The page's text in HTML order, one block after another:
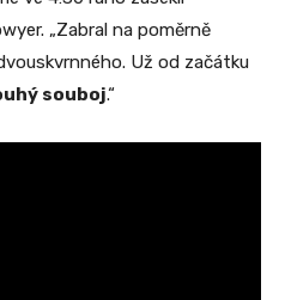
„Zabral na poměrně
Už od začátku
souboj.“